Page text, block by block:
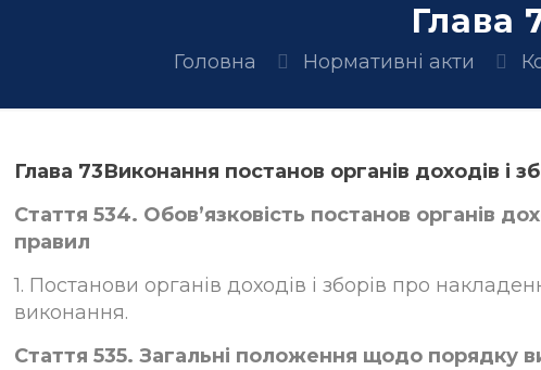
Глава
Головна Нормативні акти
Глава 73Виконання постанов органів доходів і
Стаття 534. Обов’язковість постанов органів
правил
1. Постанови органів доходів і зборів про
виконання.
Стаття 535. Загальні положення щодо порядку